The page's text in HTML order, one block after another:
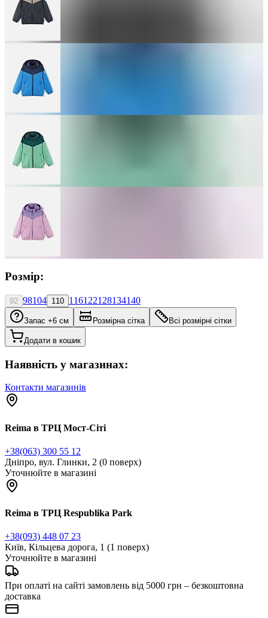
Розмір:
92 98104 110 116122128134140
Запас +6 см Розмірна сітка Всі розмірні сітки
Додати в кошик
Наявність у магазинах:
Контакти магазинів
Reima в ТРЦ Мост-Сіті
+38(063) 300 55 12
Дніпро, вул. Глинки, 2 (0 поверх)
Уточнюйте в магазині
Reima в ТРЦ Respublika Park
+38(093) 448 07 23
Київ, Кільцева дорога, 1 (1 поверх)
Уточнюйте в магазині
При оплаті на сайті замовлень від 5000 грн – безкоштовна
доставка